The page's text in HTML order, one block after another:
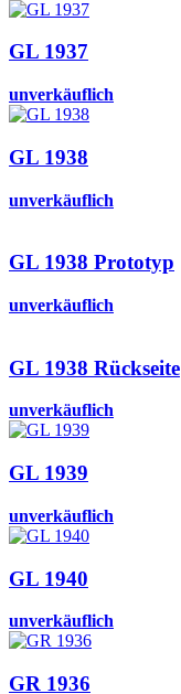
GL 1937
unverkäuflich
GL 1938
unverkäuflich
GL 1938 Prototyp
unverkäuflich
GL 1938 Rückseite
unverkäuflich
GL 1939
unverkäuflich
GL 1940
unverkäuflich
GR 1936